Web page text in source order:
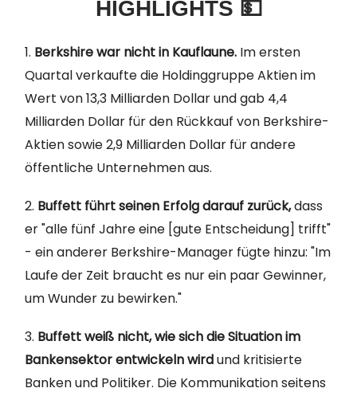
HIGHLIGHTS 💵
1. Berkshire war nicht in Kauflaune. Im ersten
Quartal verkaufte die Holdinggruppe Aktien im
Wert von 13,3 Milliarden Dollar und gab 4,4
Milliarden Dollar für den Rückkauf von Berkshire-
Aktien sowie 2,9 Milliarden Dollar für andere
öffentliche Unternehmen aus.
2. Buffett führt seinen Erfolg darauf zurück,dass
er "alle fünf Jahre eine [gute Entscheidung] trifft"
- ein anderer Berkshire-Manager fügte hinzu: "Im
Laufe der Zeit braucht es nur ein paar Gewinner,
um Wunder zu bewirken."
3. Buffett weiß nicht, wie sich die Situation im
Bankensektor entwickeln wirdund kritisierte
Banken und Politiker. Die Kommunikation seitens